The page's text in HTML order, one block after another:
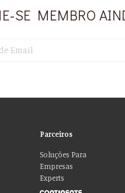
SE MEMBRO
Parceiros
Soluções Para
Empresas
Experts